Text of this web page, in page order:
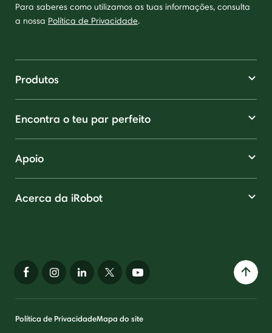
Para saberes como utilizamos as tuas informações, consulta
a nossa Política de Privacidade.
Produtos
Encontra o teu par perfeito
Apoio
Acerca da iRobot
Política de PrivacidadeMapa do site